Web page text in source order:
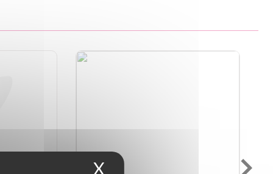
X Masquer le bandeau